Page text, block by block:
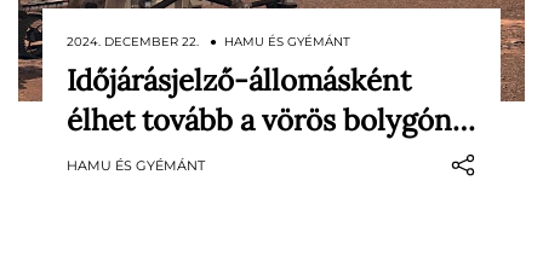
2021 óta szolgálja az emberiséget a NASA
marshelikoptere, az eszköz azonban év
elején egy zuhanás következtében súlyos
2024. DECEMBER 22. ● HAMU ÉS GYÉMÁNT
Időjárásjelző-állomásként
élhet tovább a vörös bolygón…
HAMU ÉS GYÉMÁNT